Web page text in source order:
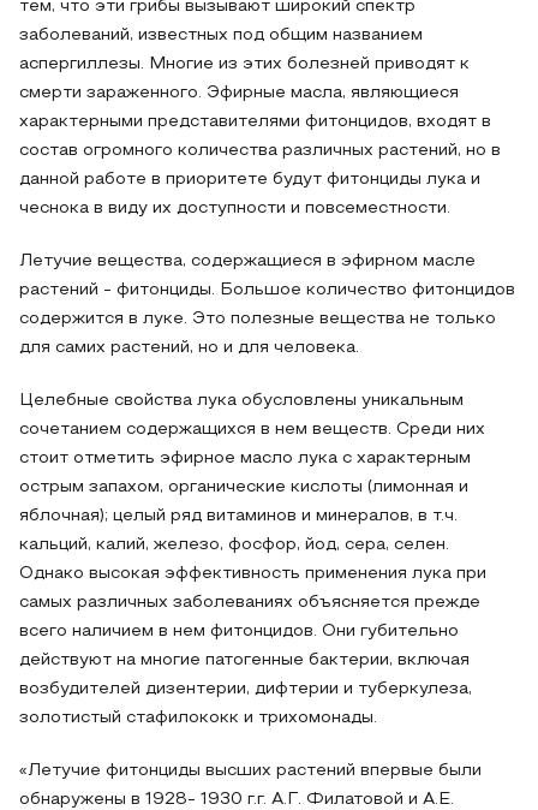
тем, что эти грибы вызывают широкий спектр
заболеваний, известных под общим названием
аспергиллезы. Многие из этих болезней приводят к
смерти зараженного. Эфирные масла, являющиеся
характерными представителями фитонцидов, входят в
состав огромного количества различных растений, но в
данной работе в приоритете будут фитонциды лука и
чеснока в виду их доступности и повсеместности.
Летучие вещества, содержащиеся в эфирном масле
растений - фитонциды. Большое количество фитонцидов
содержится в луке. Это полезные вещества не только
для самих растений, но и для человека.
Целебные свойства лука обусловлены уникальным
сочетанием содержащихся в нем веществ. Среди них
стоит отметить эфирное масло лука с характерным
острым запахом, органические кислоты (лимонная и
яблочная); целый ряд витаминов и минералов, в т.ч.
кальций, калий, железо, фосфор, йод, сера, селен.
Однако высокая эффективность применения лука при
самых различных заболеваниях объясняется прежде
всего наличием в нем фитонцидов. Они губительно
действуют на многие патогенные бактерии, включая
возбудителей дизентерии, дифтерии и туберкулеза,
золотистый стафилококк и трихомонады.
«Летучие фитонциды высших растений впервые были
обнаружены в 1928- 1930 г.г. А.Г. Филатовой и А.Е.